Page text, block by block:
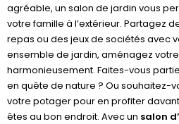
agréable, un salon de jardin vous
votre famille à l’extérieur. Partagez
repas ou des jeux de sociétés avec
ensemble de jardin, aménagez
harmonieusement. Faites-vous
en quête de nature ? Ou souhaitez-
votre potager pour en profiter
êtes au bon endroit. Avec un salon